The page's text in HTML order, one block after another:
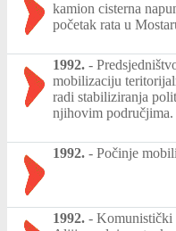
kamion cisterna
početak rata u
1992. -
mobilizaciju
radi stabiliziranja
njihovim područjima.
1992. - Počinje
1992. - Komunistički